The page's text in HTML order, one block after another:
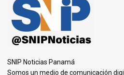
SNIP Noticias Panamá
Somos un medio de comunicación